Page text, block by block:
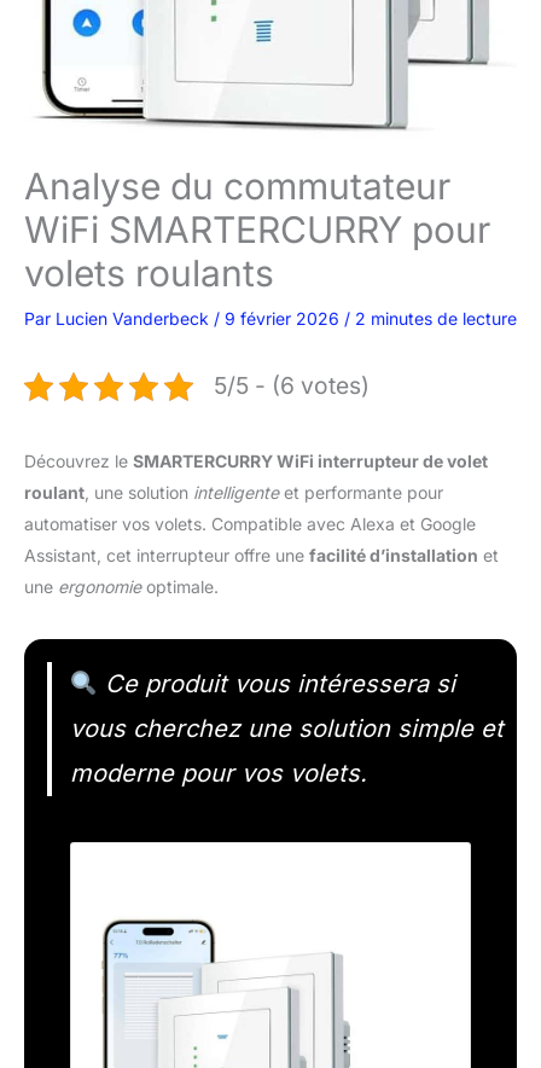
Analyse du commutateur
WiFi SMARTERCURRY pour
volets roulants
Par Lucien Vanderbeck / 9 février 2026 / 2 minutes de lecture
5/5 - (6 votes)
Découvrez le SMARTERCURRY WiFi interrupteur de volet
roulant , une solution intelligenteet performante pour
automatiser vos volets. Compatible avec Alexa et Google
Assistant, cet interrupteur offre une facilité d’installation et
une ergonomieoptimale.
Ce produit vous intéressera si
vous cherchez une solution simple et
moderne pour vos volets.